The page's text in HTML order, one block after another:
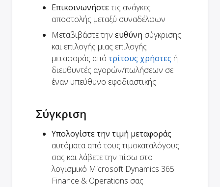
Επικοινωνήστετις ανάγκες
αποστολής μεταξύ συναδέλφων
Μεταβιβάστε την ευθύνη σύγκρισης
και επιλογής μιας επιλογής
μεταφοράς από τρίτους χρήστες ή
διευθυντές αγορών/πωλήσεων σε
έναν υπεύθυνο εφοδιαστικής
Σύγκριση
Υπολογίστε την τιμή μεταφοράς
αυτόματα από τους τιμοκαταλόγους
σας και λάβετε την πίσω στο
λογισμικό Microsoft Dynamics 365
Finance & Operations σας